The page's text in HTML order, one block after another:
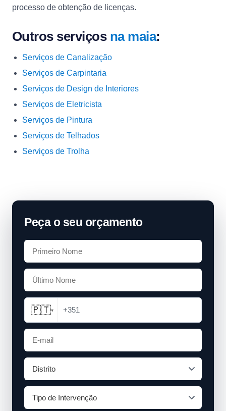
processo de obtenção de licenças.
Outros serviços na maia:
Serviços de Canalização
Serviços de Carpintaria
Serviços de Design de Interiores
Serviços de Eletricista
Serviços de Pintura
Serviços de Telhados
Serviços de Trolha
Peça o seu orçamento
🇵🇹▾ +351